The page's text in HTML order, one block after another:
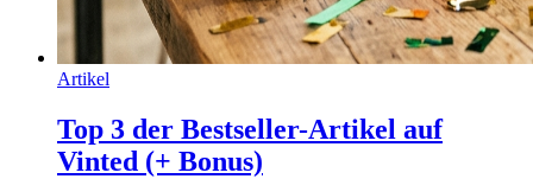
Artikel
Top 3 der Bestseller-Artikel auf
Vinted (+ Bonus)